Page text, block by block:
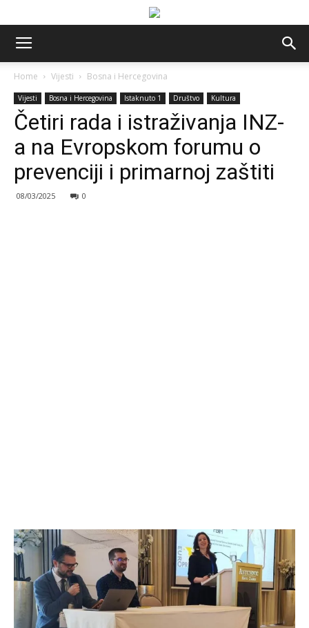
Home Vijesti Bosna i Hercegovina
Vijesti Bosna i Hercegovina Istaknuto 1 Društvo Kultura
Četiri rada i istraživanja INZ-
a na Evropskom forumu o
prevenciji i primarnoj zaštiti
08/03/2025 0